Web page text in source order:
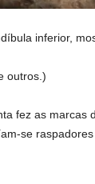
inferior,
outros.)
fez as marcas
se